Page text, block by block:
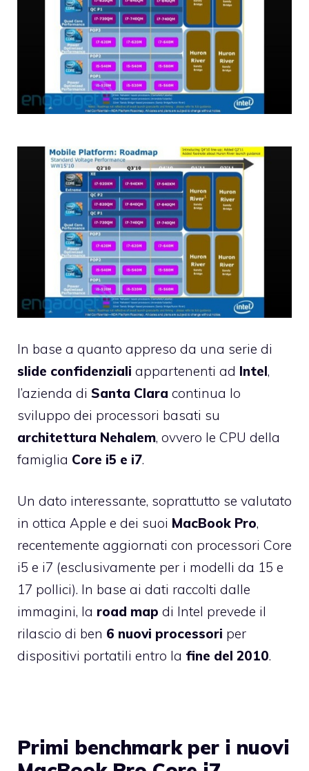
In base a quanto appreso da una serie di
slide confidenziali appartenenti ad Intel,
l’azienda di Santa Clara continua lo
sviluppo dei processori basati su
architettura Nehalem, ovvero le CPU della
famiglia Core i5 e i7.
Un dato interessante, soprattutto se valutato
in ottica Apple e dei suoi MacBook Pro,
recentemente aggiornati con processori Core
i5 e i7 (esclusivamente per i modelli da 15 e
17 pollici). In base ai dati raccolti dalle
immagini, la road map di Intel prevede il
rilascio di ben 6 nuovi processori per
dispositivi portatili entro la fine del 2010.
Primi benchmark per i nuovi